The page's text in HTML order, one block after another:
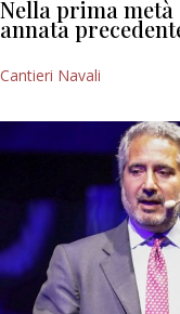
Nella prima
annata
Cantieri Navali